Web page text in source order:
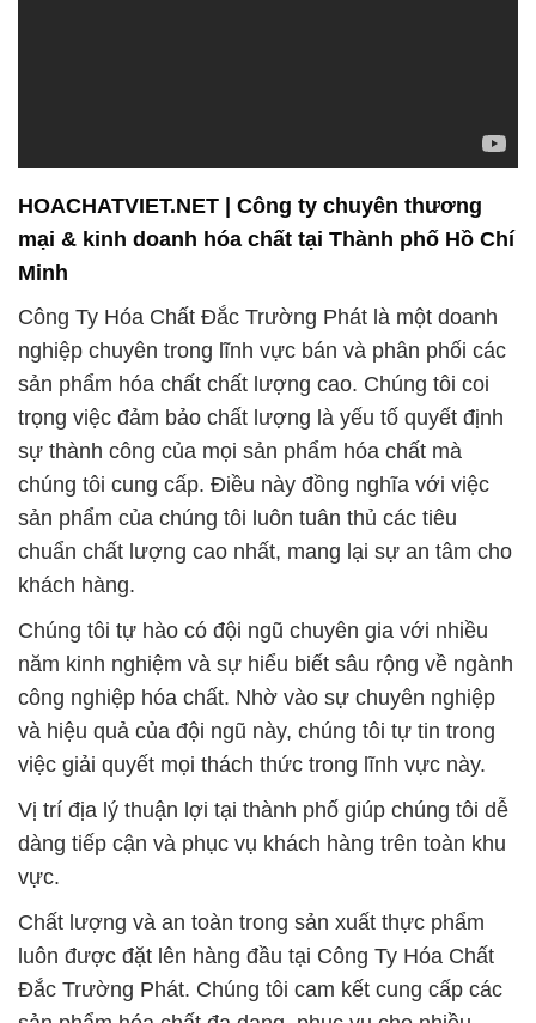
Công Ty Hóa Chất Đắc Trường Phát là một doanh
nghiệp chuyên trong lĩnh vực bán và phân phối các
sản phẩm hóa chất chất lượng cao. Chúng tôi coi
trọng việc đảm bảo chất lượng là yếu tố quyết định
sự thành công của mọi sản phẩm hóa chất mà
chúng tôi cung cấp. Điều này đồng nghĩa với việc
sản phẩm của chúng tôi luôn tuân thủ các tiêu
chuẩn chất lượng cao nhất, mang lại sự an tâm cho
khách hàng.
Chúng tôi tự hào có đội ngũ chuyên gia với nhiều
năm kinh nghiệm và sự hiểu biết sâu rộng về ngành
công nghiệp hóa chất. Nhờ vào sự chuyên nghiệp
và hiệu quả của đội ngũ này, chúng tôi tự tin trong
việc giải quyết mọi thách thức trong lĩnh vực này.
Vị trí địa lý thuận lợi tại thành phố giúp chúng tôi dễ
dàng tiếp cận và phục vụ khách hàng trên toàn khu
vực.
Chất lượng và an toàn trong sản xuất thực phẩm
luôn được đặt lên hàng đầu tại Công Ty Hóa Chất
Đắc Trường Phát. Chúng tôi cam kết cung cấp các
sản phẩm hóa chất đa dạng, phục vụ cho nhiều
ngành công nghiệp khác nhau. Với mục tiêu này,
chúng tôi cung cấp một loạt các hóa chất chất
lượng cao được thiết kế đặc biệt cho nông nghiệp
và công nghiệp. Sự đa dạng trong danh mục sản